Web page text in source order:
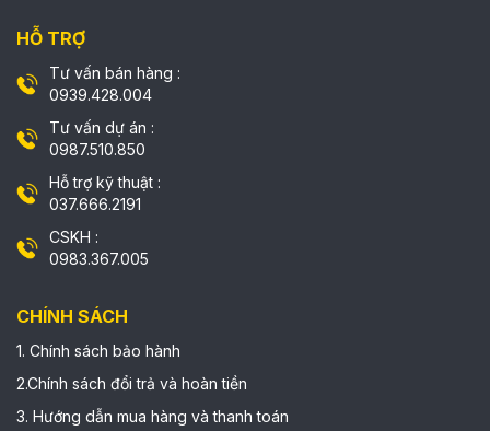
HỖ TRỢ
Tư vấn bán hàng :
0939.428.004
Tư vấn dự án :
0987.510.850
Hỗ trợ kỹ thuật :
037.666.2191
CSKH :
0983.367.005
CHÍNH SÁCH
1. Chính sách bảo hành
2.Chính sách đổi trả và hoàn tiền
3. Hướng dẫn mua hàng và thanh toán